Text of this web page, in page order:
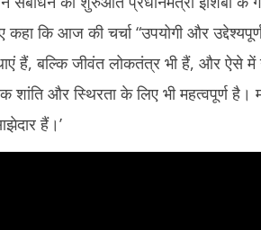
कि आज की चर्चा “उपयोगी और
हैं, बल्कि जीवंत लोकतंत्र भी हैं, और ऐसे में
शांति और स्थिरता के लिए भी महत्वपूर्ण
हैं।’